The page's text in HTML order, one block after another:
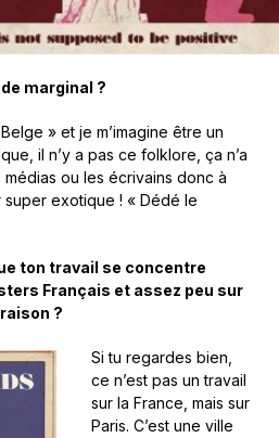
marginal ?
» et je m’imagine être un
il n’y a pas ce folklore, ça n’a
ou les écrivains donc à
super exotique ! « Dédé le
ton travail se concentre
Français et assez peu sur
?
Si tu regardes bien,
ce n’est pas un travail
sur la France, mais sur
Paris. C’est une ville